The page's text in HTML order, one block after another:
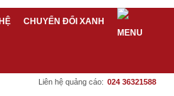
CHUYỂN ĐỔI XANH
Liên hệ quảng cáo: 024 36321588